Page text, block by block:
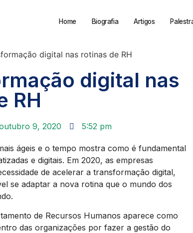
Home Biografia Artigos
digital nas
RH
9, 2020 5:52 pm
ágeis e o tempo mostra como é fundamental
e digitais. Em 2020, as empresas
de acelerar a transformação digital,
se adaptar a nova rotina que o mundo dos
de Recursos Humanos aparece como
das organizações por fazer a gestão do